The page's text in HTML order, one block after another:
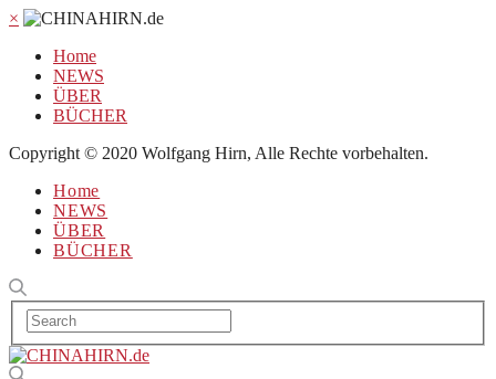
×
Home
NEWS
ÜBER
BÜCHER
Copyright © 2020 Wolfgang Hirn, Alle Rechte vorbehalten.
Home
NEWS
ÜBER
BÜCHER